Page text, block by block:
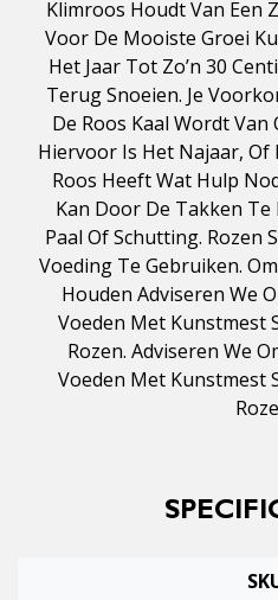
Klimroos Houdt Van Een
Voor De Mooiste Groei
Het Jaar Tot Zo’n 30
Terug Snoeien. Je
De Roos Kaal Wordt
Hiervoor Is Het Najaar, Of
Roos Heeft Wat Hulp
Kan Door De Takken Te
Paal Of Schutting. Rozen
Voeding Te Gebruiken.
Houden Adviseren We
Voeden Met Kunstmest
Rozen. Adviseren We
Voeden Met Kunstmest